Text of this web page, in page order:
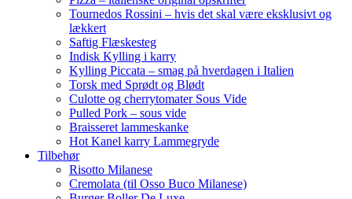
Tournedos Rossini – hvis det skal være eksklusivt og
lækkert
Saftig Flæskesteg
Indisk Kylling i karry
Kylling Piccata – smag på hverdagen i Italien
Torsk med Sprødt og Blødt
Culotte og cherrytomater Sous Vide
Pulled Pork – sous vide
Braisseret lammeskanke
Hot Kanel karry Lammegryde
Tilbehør
Risotto Milanese
Cremolata (til Osso Buco Milanese)